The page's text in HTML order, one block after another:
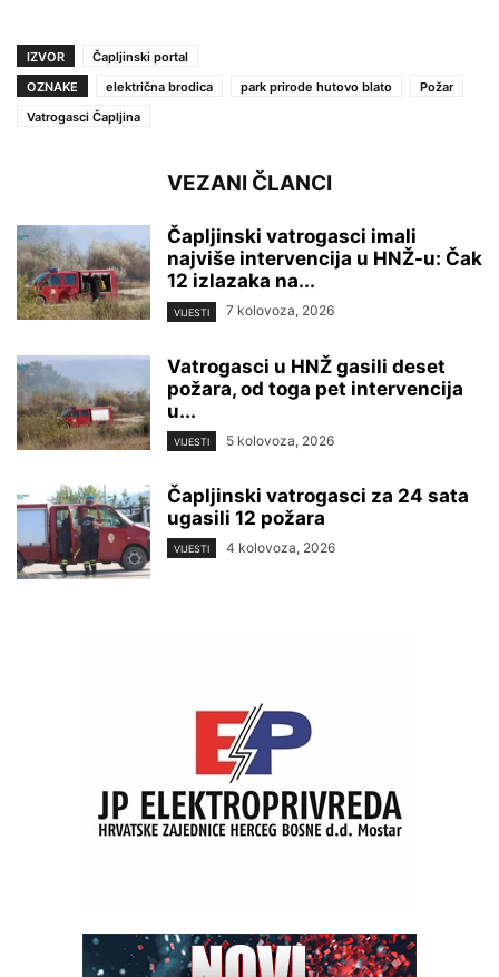
IZVOR
Čapljinski portal
OZNAKE
električna brodica park prirode hutovo blato
Požar
Vatrogasci Čapljina
VEZANI ČLANCI
Čapljinski vatrogasci imali
najviše intervencija u HNŽ-u: Čak
12 izlazaka na...
VIJESTI 7 kolovoza, 2026
Vatrogasci u HNŽ gasili deset
požara, od toga pet intervencija
u...
VIJESTI 5 kolovoza, 2026
Čapljinski vatrogasci za 24 sata
ugasili 12 požara
VIJESTI 4 kolovoza, 2026